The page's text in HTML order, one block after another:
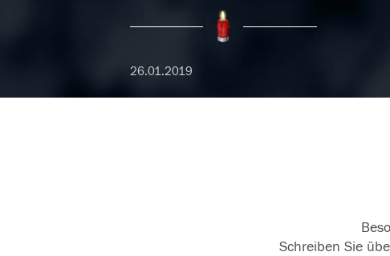
26.01.2019
Schreiben Sie